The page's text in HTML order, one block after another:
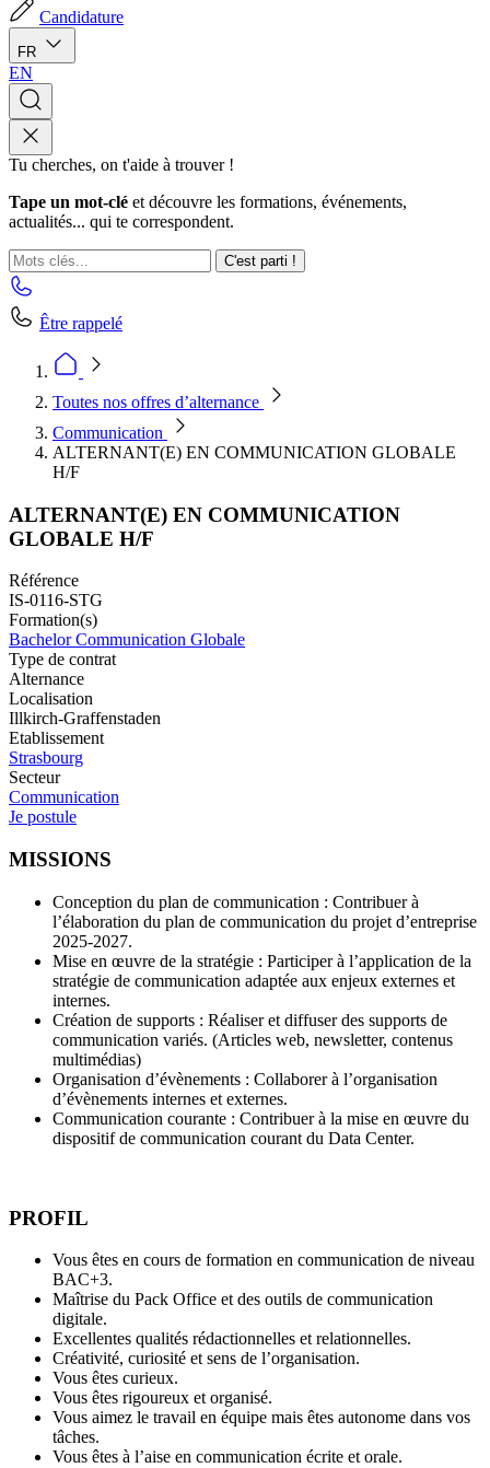
Candidature
FR
EN
Tu cherches, on t'aide à trouver !
Tape un mot-clé et découvre les formations, événements,
actualités... qui te correspondent.
C'est parti !
Être rappelé
Toutes nos offres d’alternance
Communication
ALTERNANT(E) EN COMMUNICATION GLOBALE
H/F
ALTERNANT(E) EN COMMUNICATION
GLOBALE H/F
Référence
IS-0116-STG
Formation(s)
Bachelor Communication Globale
Type de contrat
Alternance
Localisation
Illkirch-Graffenstaden
Etablissement
Strasbourg
Secteur
Communication
Je postule
MISSIONS
Conception du plan de communication : Contribuer à
l’élaboration du plan de communication du projet d’entreprise
2025-2027.
Mise en œuvre de la stratégie : Participer à l’application de la
stratégie de communication adaptée aux enjeux externes et
internes.
Création de supports : Réaliser et diffuser des supports de
communication variés. (Articles web, newsletter, contenus
multimédias)
Organisation d’évènements : Collaborer à l’organisation
d’évènements internes et externes.
Communication courante : Contribuer à la mise en œuvre du
dispositif de communication courant du Data Center.
PROFIL
Vous êtes en cours de formation en communication de niveau
BAC+3.
Maîtrise du Pack Office et des outils de communication
digitale.
Excellentes qualités rédactionnelles et relationnelles.
Créativité, curiosité et sens de l’organisation.
Vous êtes curieux.
Vous êtes rigoureux et organisé.
Vous aimez le travail en équipe mais êtes autonome dans vos
tâches.
Vous êtes à l’aise en communication écrite et orale.